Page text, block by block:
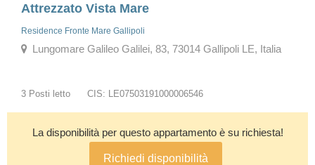
Attrezzato Vista Mare
Residence Fronte Mare Gallipoli
Lungomare Galileo Galilei, 83, 73014 Gallipoli LE, Italia
3 Posti letto CIS: LE07503191000006546
La disponibilità per questo appartamento è su richiesta!
Richiedi disponibilità